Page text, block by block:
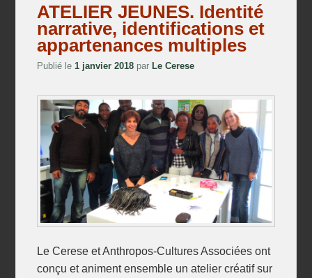
ATELIER JEUNES. Identité
narrative, identifications et
appartenances multiples
Publié le1 janvier 2018 par Le Cerese
Le Cerese et Anthropos-Cultures Associées ont
conçu et animent ensemble un atelier créatif sur